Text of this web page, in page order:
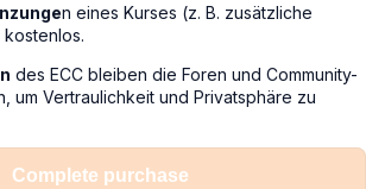
n eines Kurses (z. B. zusätzliche
des ECC bleiben die Foren und Community-
um Vertraulichkeit und Privatsphäre zu
Complete purchase